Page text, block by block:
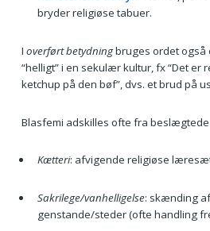
bryder religiøse tabuer.
I overført betydningbruges ordet også
“helligt” i en sekulær kultur, fx “Det er
ketchup på den bøf”, dvs. et brud på
Blasfemi adskilles ofte fra
Kætteri: afvigende religiøse
Sakrilege/vanhelligelse: skænding
genstande/steder (ofte handling